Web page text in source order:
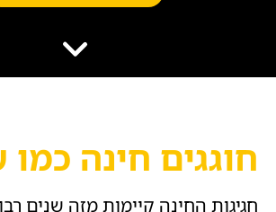
הוסף קו תחתון לקישורים
לאפס
חוגגים חינה
חגיגות החינה קיימות מזה שנים